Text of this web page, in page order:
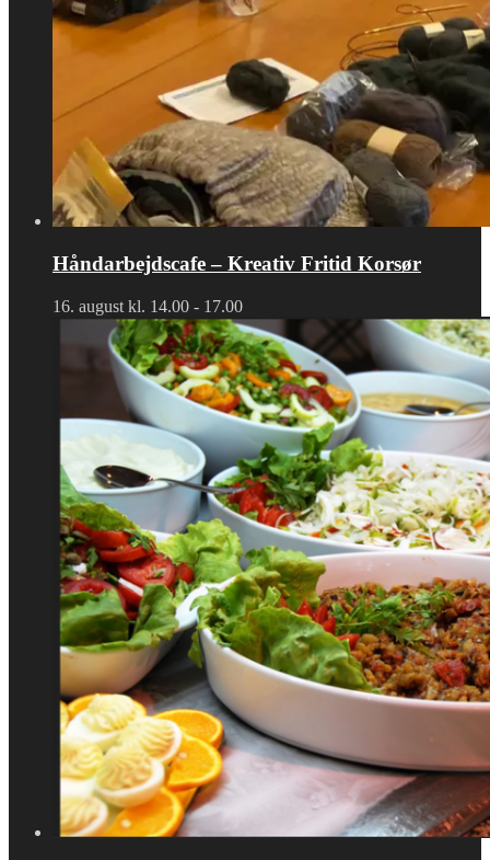
Håndarbejdscafe – Kreativ Fritid Korsør
16. august kl. 14.00 - 17.00